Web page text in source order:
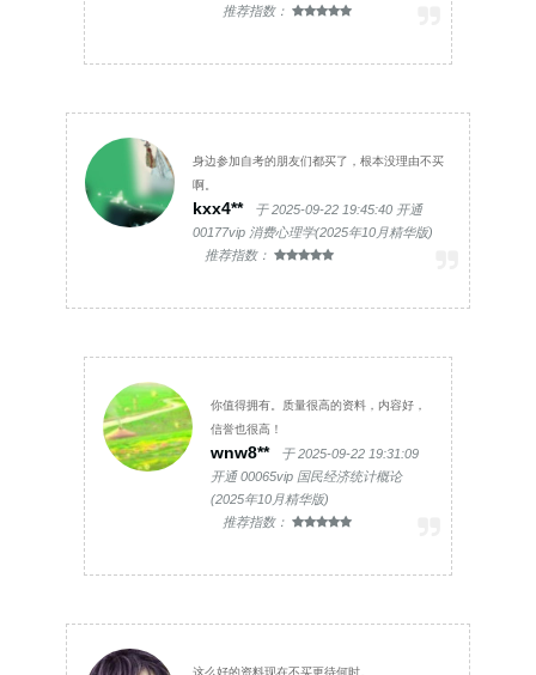
推荐指数：
身边参加自考的朋友们都买了，根本没理由不买
啊。
kxx4**
于 2025-09-22 19:45:40 开通
00177vip 消费心理学(2025年10月精华版)
推荐指数：
你值得拥有。质量很高的资料，内容好，
信誉也很高！
wnw8**
于 2025-09-22 19:31:09
开通 00065vip 国民经济统计概论
(2025年10月精华版)
推荐指数：
这么好的资料现在不买更待何时。